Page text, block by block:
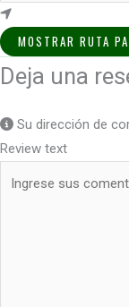
MOSTRAR RUTA
Deja una
Su dirección de
Review text